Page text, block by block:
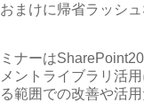
まけに帰省ラッシ
ナーは
ントライブラリ活
範囲での改善や活用